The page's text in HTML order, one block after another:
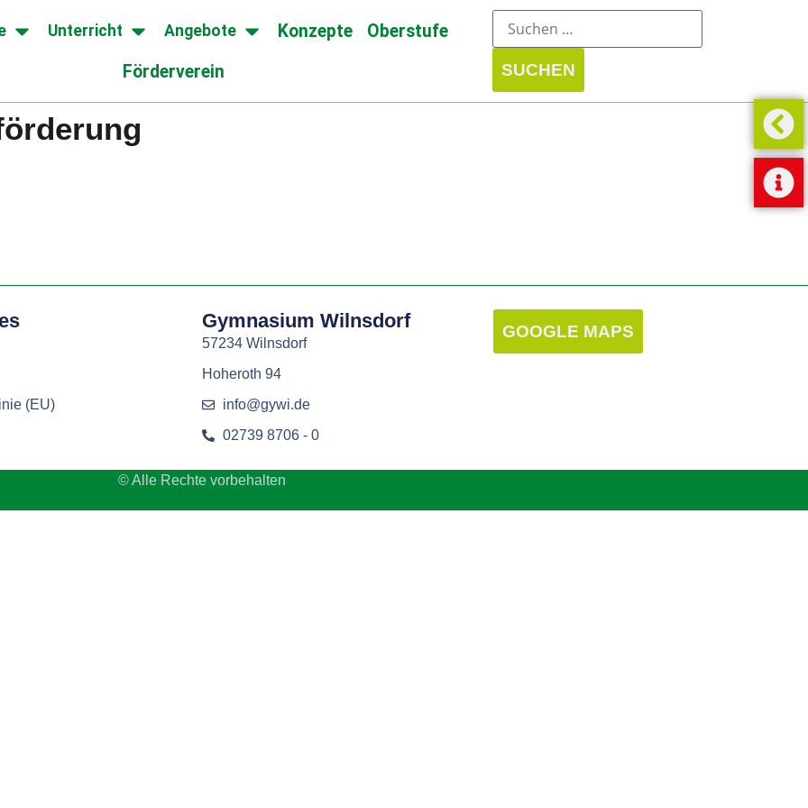
Unterricht Angebote Konzepte
Oberstufe
Förderverein
(EU)
Gymnasium Wilnsdorf
57234 Wilnsdorf
Hoheroth 94
info@gywi.de
02739 8706 - 0
GOOGLE MAPS
© Alle Rechte vorbehalten